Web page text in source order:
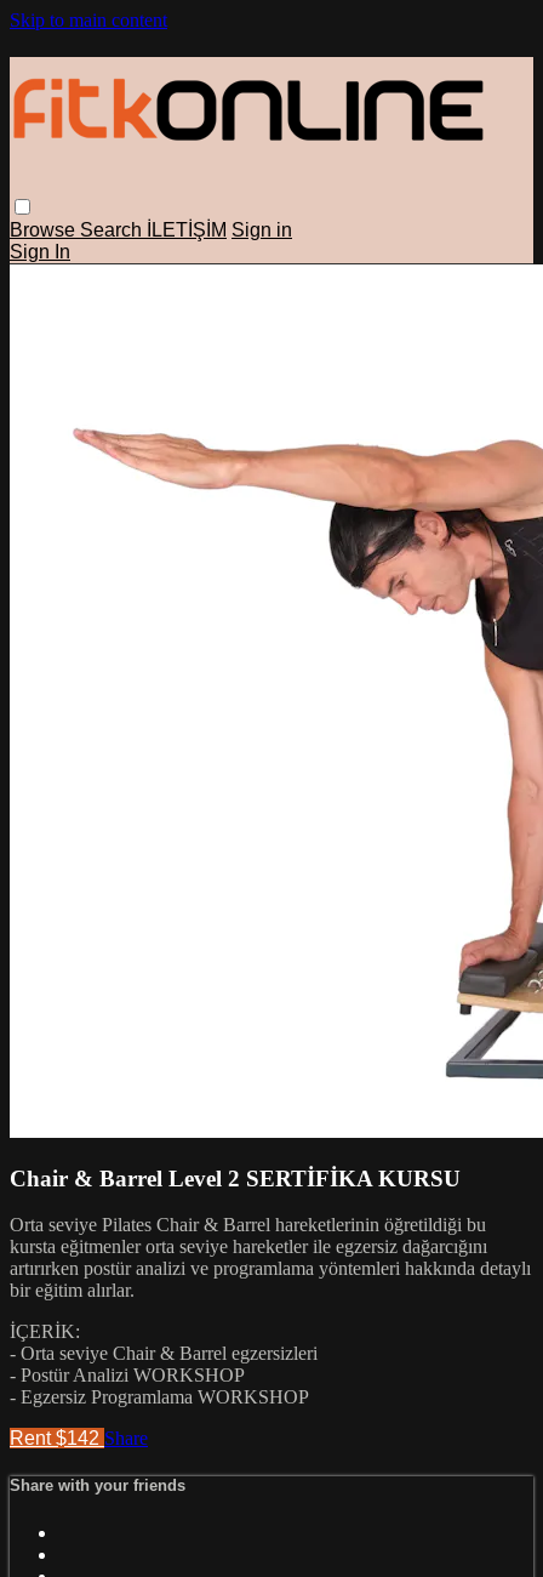
Skip to main content
Browse Search İLETİŞİM Sign in
Sign In
Chair & Barrel Level 2 SERTİFİKA KURSU
Orta seviye Pilates Chair & Barrel hareketlerinin öğretildiği bu
kursta eğitmenler orta seviye hareketler ile egzersiz dağarcığını
artırırken postür analizi ve programlama yöntemleri hakkında detaylı
bir eğitim alırlar.
İÇERİK:
- Orta seviye Chair & Barrel egzersizleri
- Postür Analizi WORKSHOP
- Egzersiz Programlama WORKSHOP
Rent $142 Share
Share with your friends